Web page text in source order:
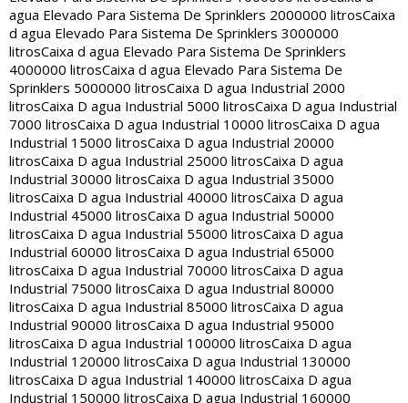
agua Elevado Para Sistema De Sprinklers 2000000 litrosCaixa
d agua Elevado Para Sistema De Sprinklers 3000000
litrosCaixa d agua Elevado Para Sistema De Sprinklers
4000000 litrosCaixa d agua Elevado Para Sistema De
Sprinklers 5000000 litrosCaixa D agua Industrial 2000
litrosCaixa D agua Industrial 5000 litrosCaixa D agua Industrial
7000 litrosCaixa D agua Industrial 10000 litrosCaixa D agua
Industrial 15000 litrosCaixa D agua Industrial 20000
litrosCaixa D agua Industrial 25000 litrosCaixa D agua
Industrial 30000 litrosCaixa D agua Industrial 35000
litrosCaixa D agua Industrial 40000 litrosCaixa D agua
Industrial 45000 litrosCaixa D agua Industrial 50000
litrosCaixa D agua Industrial 55000 litrosCaixa D agua
Industrial 60000 litrosCaixa D agua Industrial 65000
litrosCaixa D agua Industrial 70000 litrosCaixa D agua
Industrial 75000 litrosCaixa D agua Industrial 80000
litrosCaixa D agua Industrial 85000 litrosCaixa D agua
Industrial 90000 litrosCaixa D agua Industrial 95000
litrosCaixa D agua Industrial 100000 litrosCaixa D agua
Industrial 120000 litrosCaixa D agua Industrial 130000
litrosCaixa D agua Industrial 140000 litrosCaixa D agua
Industrial 150000 litrosCaixa D agua Industrial 160000